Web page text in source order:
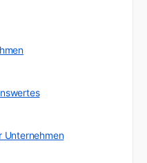
Unternehmen